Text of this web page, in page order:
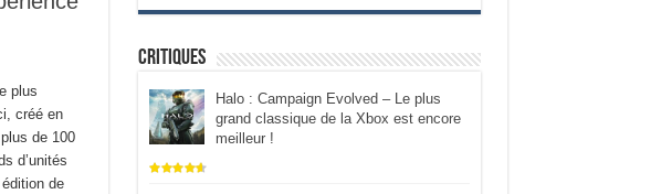
plus
créé en
de 100
d’unités
de
Critiques
Halo : Campaign Evolved – Le plus
grand classique de la Xbox est encore
meilleur !